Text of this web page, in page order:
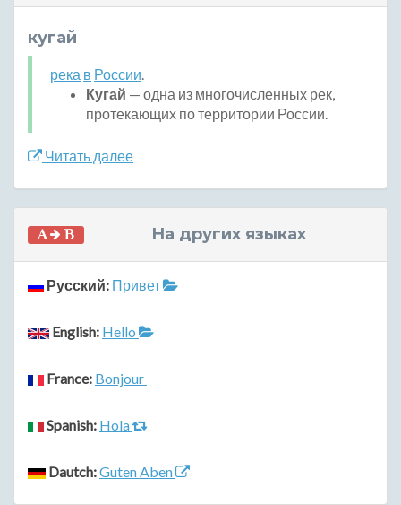
кугай
река в России.
Кугай — одна из многочисленных рек,
протекающих по территории России.
Читать далее
На других языках
Русский: Привет
English: Hello
France: Bonjour
Spanish: Hola
Dautch:Guten Aben